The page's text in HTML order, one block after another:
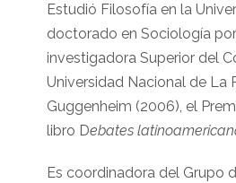
Estudió Filosofí­a en la
doctorado en Sociologí­a
investigadora Superior del
Universidad Nacional de La
Guggenheim (2006), el
libro Debates
Es coordinadora del Grupo